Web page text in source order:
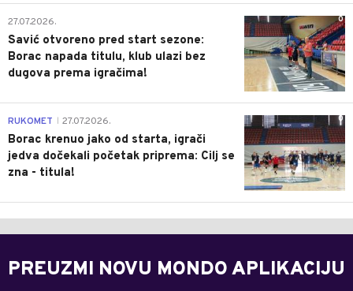
0
27.07.2026.
Savić otvoreno pred start sezone:
Borac napada titulu, klub ulazi bez
dugova prema igračima!
0
RUKOMET 27.07.2026.
Borac krenuo jako od starta, igrači
jedva dočekali početak priprema: Cilj se
zna - titula!
PREUZMI NOVU MONDO APLIKACIJU